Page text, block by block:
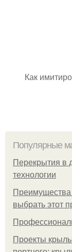
Как
Популярные
Перекрытия в
технологии
Преимущества
выбрать этот
Проекты